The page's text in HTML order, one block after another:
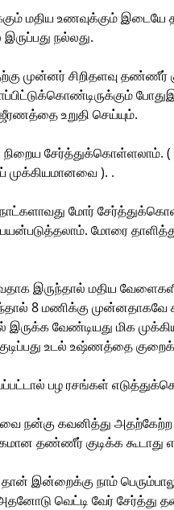
மதிய உணவுக்கும்
இருப்பது நல்லது.
முன்னர் சிறிதளவு தண்ணீர்
உறுதி செய்யும்.
சேர்த்துக்கொள்ளலாம். (
). .
மோர்
மோரை
இருந்தால் மதிய
8 மணிக்கு முன்னதாகவே
இருக்க வேண்டியது மிக
உடல் உஷ்ணத்தை
பழ ரசங்கள்
நன்கு கவனித்து
தண்ணீர் குடிக்க
தான் இன்றைக்கு நாம்
வெட்டி வேர் சேர்த்து